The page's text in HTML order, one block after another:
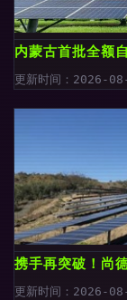
内蒙古首批全额
更新时间：2026-
携手再突破！尚
更新时间：2026-